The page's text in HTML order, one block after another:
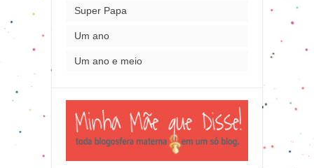
Super Papa
Um ano
Um ano e meio